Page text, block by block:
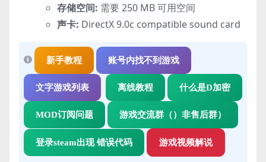
存储空间: 需要 250 MB 可用空间
声卡: DirectX 9.0c compatible sound card
新手教程 账号内找不到游戏
文字游戏列表 离线教程 什么是D加密
MOD订阅问题 游戏交流群（）非售后群）
登录steam出现 错误代码 游戏视频解说